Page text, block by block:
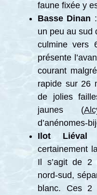
faune fixée y
Basse Dinan
un peu au sud
culmine vers
présente
courant
rapide sur 26
de jolies
jaunes (
d’anénomes-
Ilot Liéval
certainement
Il s’agit de 2
nord-sud,
blanc. Ces 2